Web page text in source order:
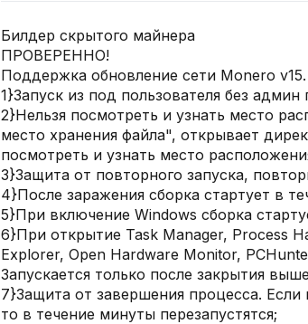
Билдер скрытого майнера
ПРОВЕРЕННО!
Поддержка обновление сети Monero v15.
1}Запуск из под пользователя без админ
2}Нельзя посмотреть и узнать место
место хранения файла", открывает
посмотреть и узнать место
3}Защита от повторного запуска,
4}После заражения сборка стартует в
5}При включение Windows сборка
6}При открытие Task Manager, Process
Explorer, Open Hardware Monitor,
Запускается только после закрытия
7}Защита от завершения процесса.
то в течение минуты перезапустятся;